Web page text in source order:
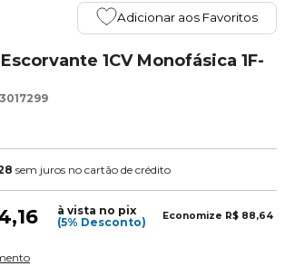
Adicionar aos Favoritos
1CV Monofásica 1F-
sem juros no cartão de crédito
à vista no pix
(5% Desconto)
Economize R$ 88,64